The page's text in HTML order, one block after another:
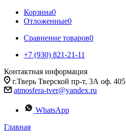
Корзина0
Отложенные0
Сравнение товаров0
+7 (930) 821-21-11
Контактная информация
г.Тверь Тверской пр-т, 3А оф. 405
atmosfera-tver@yandex.ru
WhatsApp
Главная